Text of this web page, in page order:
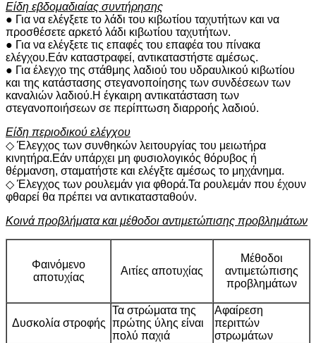
Είδη εβδομαδιαίας συντήρησης
● Για να ελέγξετε το λάδι του κιβωτίου ταχυτήτων και να
προσθέσετε αρκετό λάδι κιβωτίου ταχυτήτων.
● Για να ελέγξετε τις επαφές του επαφέα του πίνακα
ελέγχου.Εάν καταστραφεί, αντικαταστήστε αμέσως.
● Για έλεγχο της στάθμης λαδιού του υδραυλικού κιβωτίου
και της κατάστασης στεγανοποίησης των συνδέσεων των
καναλιών λαδιού.Η έγκαιρη αντικατάσταση των
στεγανοποιήσεων σε περίπτωση διαρροής λαδιού.
Είδη περιοδικού ελέγχου
◇ Έλεγχος των συνθηκών λειτουργίας του μειωτήρα
κινητήρα.Εάν υπάρχει μη φυσιολογικός θόρυβος ή
θέρμανση, σταματήστε και ελέγξτε αμέσως το μηχάνημα.
◇ Έλεγχος των ρουλεμάν για φθορά.Τα ρουλεμάν που έχουν
φθαρεί θα πρέπει να αντικατασταθούν.
Κοινά προβλήματα και μέθοδοι αντιμετώπισης προβλημάτων
Φαινόμενο
αποτυχίας
Αιτίες αποτυχίας
Μέθοδοι
αντιμετώπισης
προβλημάτων
Δυσκολία στροφής
Τα στρώματα της
πρώτης ύλης είναι
πολύ παχιά
Αφαίρεση
περιττών
στρωμάτων